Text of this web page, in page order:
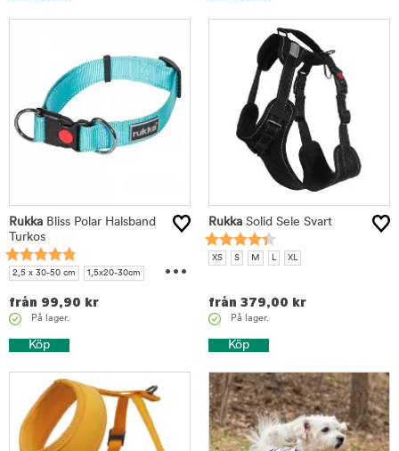
Rukka Bliss Polar Halsband
Turkos
2,5 x 30-50 cm
1,5x20-30cm
...
från 99,90 kr
På lager.
Köp
Rukka Solid Sele Svart
XS S M L XL
från 379,00 kr
På lager.
Köp